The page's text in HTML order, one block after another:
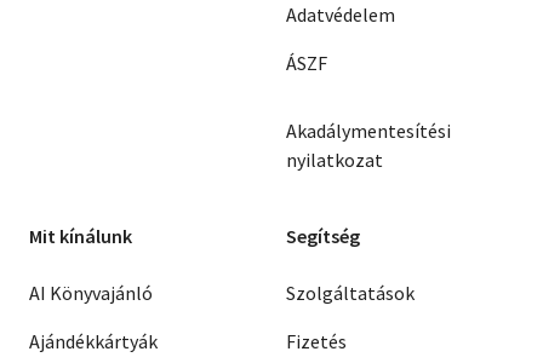
Adatvédelem
ÁSZF
Akadálymentesítési
nyilatkozat
Mit kínálunk
AI Könyvajánló
Ajándékkártyák
Segítség
Szolgáltatások
Fizetés